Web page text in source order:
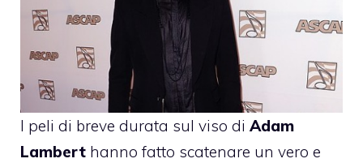
I peli di breve durata sul viso di Adam
Lambert hanno fatto scatenare un vero e